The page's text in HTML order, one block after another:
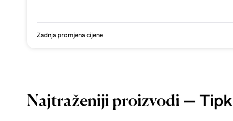
Zadnja promjena cijene
Najtraženiji proizvodi —